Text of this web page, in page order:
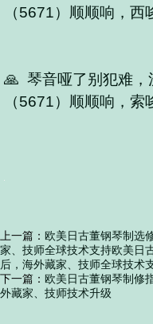
（5671）顺顺响，西
🙏 琴音哑了别犯难，
（5671）顺顺响，索
上一篇： 欧美日古董钢琴制选
家、技师全球技术支持欧美日
后，海外藏家、技师全球技术
下一篇： 欧美日古董钢琴制修
外藏家、技师技术升级